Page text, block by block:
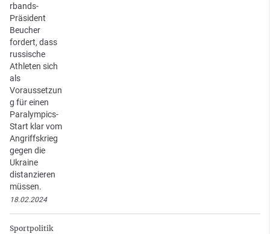
rbands-
Präsident
Beucher
fordert, dass
russische
Athleten sich
als
Voraussetzun
g für einen
Paralympics-
Start klar vom
Angriffskrieg
gegen die
Ukraine
distanzieren
müssen.
18.02.2024
Sportpolitik